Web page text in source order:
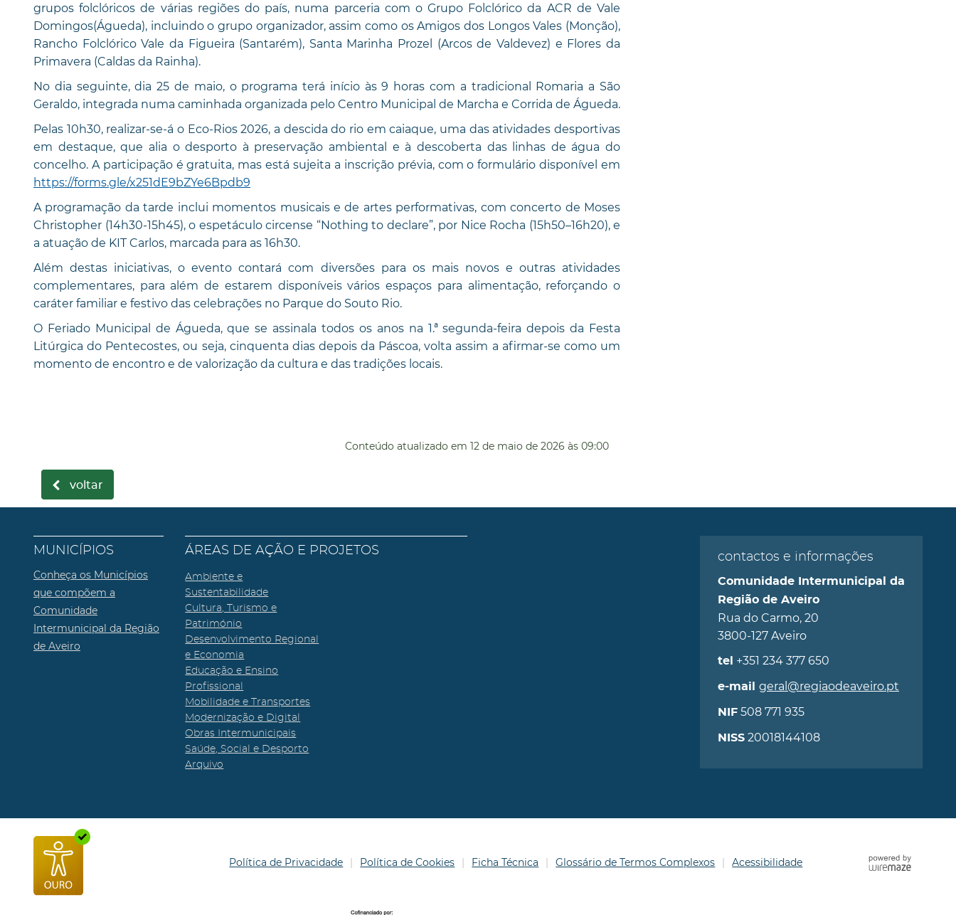
grupos folclóricos de várias regiões do país, numa parceria com o Grupo Folclórico da ACR de Vale
Domingos(Águeda), incluindo o grupo organizador, assim como os Amigos dos Longos Vales (Monção),
Rancho Folclórico Vale da Figueira (Santarém), Santa Marinha Prozel (Arcos de Valdevez) e Flores da
Primavera (Caldas da Rainha).
No dia seguinte, dia 25 de maio, o programa terá início às 9 horas com a tradicional Romaria a São
Geraldo, integrada numa caminhada organizada pelo Centro Municipal de Marcha e Corrida de Águeda.
Pelas 10h30, realizar-se-á o Eco-Rios 2026, a descida do rio em caiaque, uma das atividades desportivas
em destaque, que alia o desporto à preservação ambiental e à descoberta das linhas de água do
concelho. A participação é gratuita, mas está sujeita a inscrição prévia, com o formulário disponível em
https://forms.gle/x251dE9bZYe6Bpdb9
A programação da tarde inclui momentos musicais e de artes performativas, com concerto de Moses
Christopher (14h30-15h45), o espetáculo circense “Nothing to declare”, por Nice Rocha (15h50–16h20), e
a atuação de KIT Carlos, marcada para as 16h30.
Além destas iniciativas, o evento contará com diversões para os mais novos e outras atividades
complementares, para além de estarem disponíveis vários espaços para alimentação, reforçando o
caráter familiar e festivo das celebrações no Parque do Souto Rio.
O Feriado Municipal de Águeda, que se assinala todos os anos na 1.ª segunda-feira depois da Festa
Litúrgica do Pentecostes, ou seja, cinquenta dias depois da Páscoa, volta assim a afirmar-se como um
momento de encontro e de valorização da cultura e das tradições locais.
Conteúdo atualizado em 12 de maio de 2026 às 09:00
voltar
MUNICÍPIOS
Conheça os Municípios
que compõem a
Comunidade
Intermunicipal da Região
de Aveiro
ÁREAS DE AÇÃO E PROJETOS
Ambiente e
Sustentabilidade
Cultura, Turismo e
Património
Desenvolvimento Regional
e Economia
Educação e Ensino
Profissional
Mobilidade e Transportes
Modernização e Digital
Obras Intermunicipais
Saúde, Social e Desporto
Arquivo
contactos e informações
Comunidade Intermunicipal da
Região de Aveiro
Rua do Carmo, 20
3800-127 Aveiro
tel +351 234 377 650
e-mail geral@regiaodeaveiro.pt
NIF508 771 935
NISS20018144108
Política de Privacidade Política de Cookies Ficha Técnica Glossário de Termos Complexos Acessibilidade